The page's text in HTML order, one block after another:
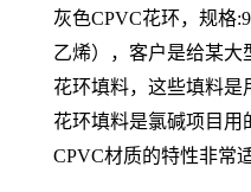
灰色CPVC花环，规格
乙烯），客户是给某大
花环填料，这些填料是
花环填料是氯碱项目用
CPVC材质的特性非常